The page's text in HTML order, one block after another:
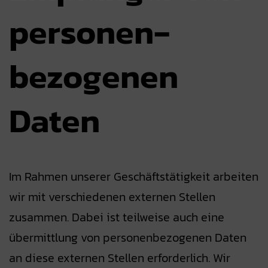
personen­
bezogenen
Daten
Im Rahmen unserer Geschäftstätigkeit arbeiten
wir mit verschiedenen externen Stellen
zusammen. Dabei ist teilweise auch eine
übermittlung von personenbezogenen Daten
an diese externen Stellen erforderlich. Wir